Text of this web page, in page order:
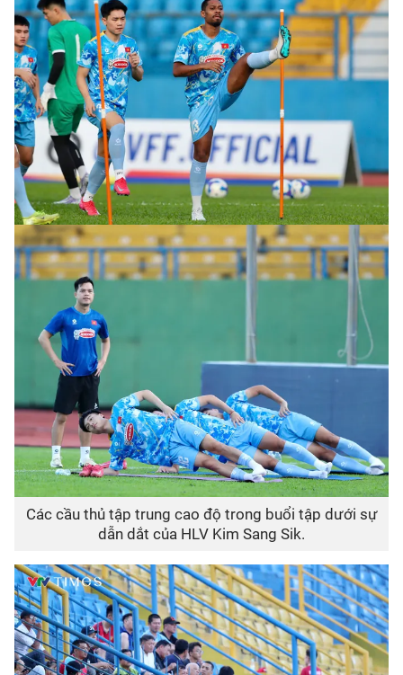
Các cầu thủ tập trung cao độ trong buổi tập dưới sự
dẫn dắt của HLV Kim Sang Sik.